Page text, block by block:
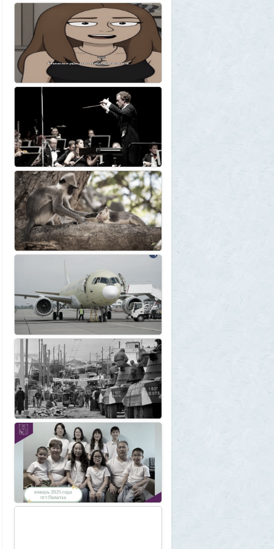
10
Allarm
1 августа 2026, 13:50
В Подмосковье мужчина устроил концерт
для соседей в честь своего дня рождения
3
1GR
1 августа 2026, 12:58
Установку пиратской Windows
собираются сделать невозможной
1 августа 2026, 12:56
«Одиссея» сдохла: вышел первый
трейлер индийского фильма «Рамаяна»
1
BratOK 1 августа 2026, 00:16
Почему иностранцы охотятся за
советским радиоприёмником
«Океан-214»
2
Allarm
31 июля 2026, 13:09
127 минут в аду: что успела снять
«Венера-13» до того, как её убила жара
2
1
Zmey
31 июля 2026, 08:02
«Жена присаживалась к детям и
тихонько говорила на русском»: как
латвиец переехал в Псковскую область
1
Ult 31 июля 2026, 01:06
Борис Вальехо написал последнюю
картину и уходит на покой
1
1GR
30 июля 2026, 18:12
Две девушки столкнулись с медведем на
туристической тропе у Магадана
1
1GR
30 июля 2026, 17:30
Что случилось?
2
SuperVal 30 июля 2026, 17:27
Какая страна самая большая на каждом
континенте? В двух ответах ошибаются
почти все
1